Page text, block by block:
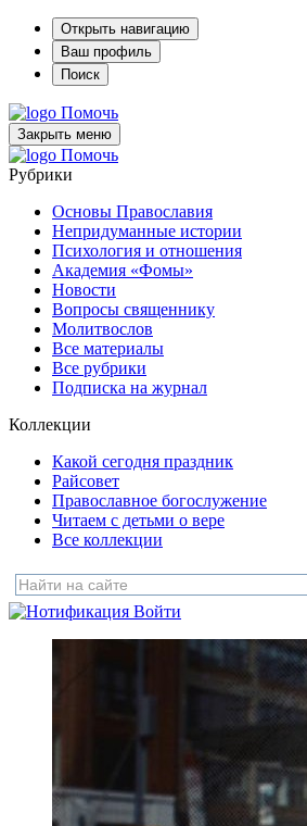
Открыть навигацию
Ваш профиль
Поиск
Помочь
Закрыть меню
Помочь
Рубрики
Основы Православия
Непридуманные истории
Психология и отношения
Академия «Фомы»
Новости
Вопросы священнику
Молитвослов
Все материалы
Все рубрики
Подписка на журнал
Коллекции
Какой сегодня праздник
Райсовет
Православное богослужение
Читаем с детьми о вере
Все коллекции
Войти